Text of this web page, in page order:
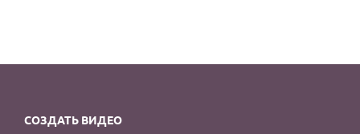
СОЗДАТЬ ВИДЕО